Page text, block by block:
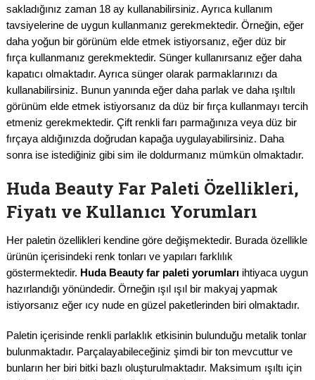
sakladığınız zaman 18 ay kullanabilirsiniz. Ayrıca kullanım
tavsiyelerine de uygun kullanmanız gerekmektedir. Örneğin, eğer
daha yoğun bir görünüm elde etmek istiyorsanız, eğer düz bir
fırça kullanmanız gerekmektedir. Sünger kullanırsanız eğer daha
kapatıcı olmaktadır. Ayrıca sünger olarak parmaklarınızı da
kullanabilirsiniz. Bunun yanında eğer daha parlak ve daha ışıltılı
görünüm elde etmek istiyorsanız da düz bir fırça kullanmayı tercih
etmeniz gerekmektedir. Çift renkli farı parmağınıza veya düz bir
fırçaya aldığınızda doğrudan kapağa uygulayabilirsiniz. Daha
sonra ise istediğiniz gibi sim ile doldurmanız mümkün olmaktadır.
Huda Beauty Far Paleti Özellikleri,
Fiyatı ve Kullanıcı Yorumları
Her paletin özellikleri kendine göre değişmektedir. Burada özellikle
ürünün içerisindeki renk tonları ve yapıları farklılık
göstermektedir. Huda Beauty far paleti yorumları ihtiyaca uygun
hazırlandığı yönündedir. Örneğin ışıl ışıl bir makyaj yapmak
istiyorsanız eğer ıcy nude en güzel paketlerinden biri olmaktadır.
Paletin içerisinde renkli parlaklık etkisinin bulunduğu metalik tonlar
bulunmaktadır. Parçalayabileceğiniz şimdi bir ton mevcuttur ve
bunların her biri bitki bazlı oluşturulmaktadır. Maksimum ışıltı için